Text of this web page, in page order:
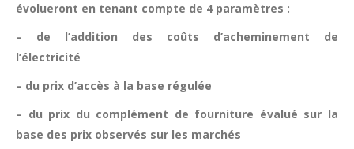
évolueront en tenant compte de 4 paramètres :
– de l’addition des coûts d’acheminement de
l’électricité
– du prix d’accès à la base régulée
– du prix du complément de fourniture évalué sur la
base des prix observés sur les marchés